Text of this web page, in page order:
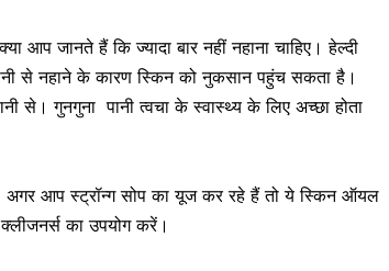
जानते हैं कि ज्यादा बार नहीं नहाना चाहिए। हेल्दी
से नहानेके कारण स्किन को नुकसान पहुंच सकता है।
से। गुनगुना पानी त्वचा के स्वास्थ्य के लिए अच्छा होता
अगर आप स्ट्रॉन्ग सोप का यूज कर रहे हैं तो ये स्किन ऑयल
का उपयोग करें।